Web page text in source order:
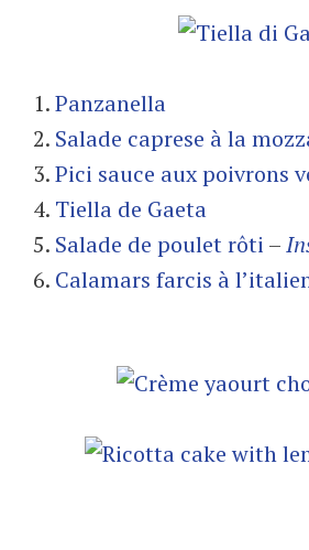
1.Panzanella
2. Salade caprese à la
3.Pici sauce aux poivrons
4. Tiella de Gaeta
5. Salade de poulet rôti –
6. Calamars farcis à